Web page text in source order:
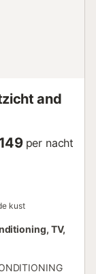
and
per nacht
kust
TV,